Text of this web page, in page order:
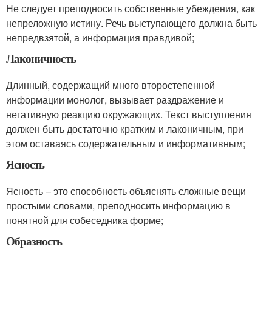
Не следует преподносить собственные убеждения, как
непреложную истину. Речь выступающего должна быть
непредвзятой, а информация правдивой;
Лаконичность
Длинный, содержащий много второстепенной
информации монолог, вызывает раздражение и
негативную реакцию окружающих. Текст выступления
должен быть достаточно кратким и лаконичным, при
этом оставаясь содержательным и информативным;
Ясность
Ясность – это способность объяснять сложные вещи
простыми словами, преподносить информацию в
понятной для собеседника форме;
Образность